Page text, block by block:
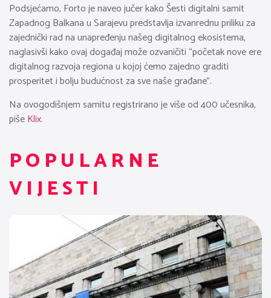
Podsjećamo, Forto je naveo jučer kako Šesti digitalni samit
Zapadnog Balkana u Sarajevu predstavlja izvanrednu priliku za
zajednički rad na unapređenju našeg digitalnog ekosistema,
naglasivši kako ovaj događaj može ozvaničiti “početak nove ere
digitalnog razvoja regiona u kojoj ćemo zajedno graditi
prosperitet i bolju budućnost za sve naše građane”.
Na ovogodišnjem samitu registrirano je više od 400 učesnika,
pišeKlix.
POPULARNE
VIJESTI